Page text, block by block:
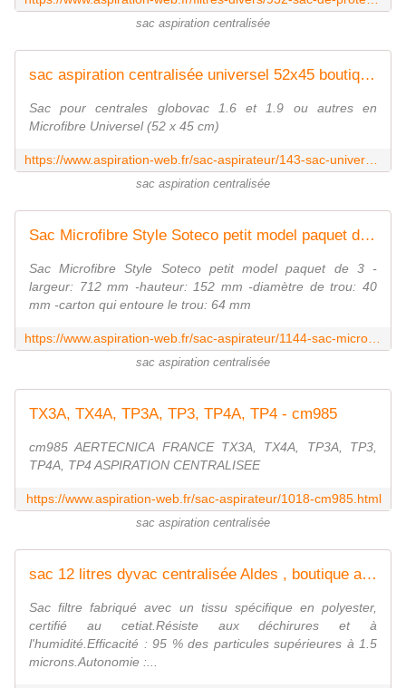
sac aspiration centralisée
sac aspiration centralisée universel 52x45 boutique aspiration-web.fr
Sac pour centrales globovac 1.6 et 1.9 ou autres en
Microfibre Universel (52 x 45 cm)
sac aspiration centralisée
Sac Microfibre Style Soteco petit model paquet de 3
Sac Microfibre Style Soteco petit model paquet de 3 -
largeur: 712 mm -hauteur: 152 mm -diamètre de trou: 40
mm -carton qui entoure le trou: 64 mm
sac aspiration centralisée
TX3A, TX4A, TP3A, TP3, TP4A, TP4 - cm985
cm985 AERTECNICA FRANCE TX3A, TX4A, TP3A, TP3,
TP4A, TP4 ASPIRATION CENTRALISEE
https://www.aspiration-web.fr/sac-aspirateur/1018-cm985.html
sac aspiration centralisée
sac 12 litres dyvac centralisée Aldes , boutique aspiration-web.fr
Sac filtre fabriqué avec un tissu spécifique en polyester,
certifié au cetiat.Résiste aux déchirures et à
l'humidité.Efficacité : 95 % des particules supérieures à 1.5
microns.Autonomie :...